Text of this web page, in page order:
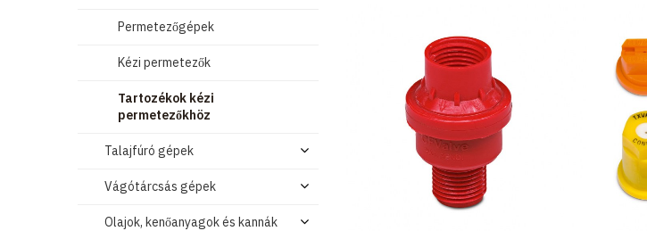
Permetezőgépek
Kézi permetezők
Tartozékok kézi
permetezőkhöz
Talajfúró gépek
Vágótárcsás gépek
Olajok, kenőanyagok és kannák